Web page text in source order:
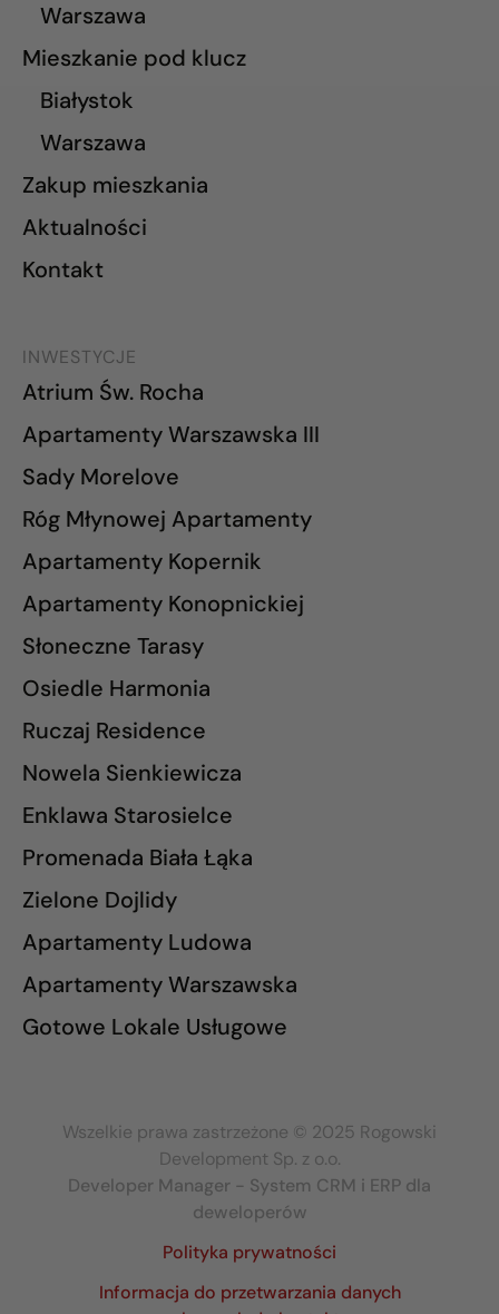
Warszawa
Mieszkanie pod klucz
Białystok
Warszawa
Zakup mieszkania
Aktualności
Kontakt
INWESTYCJE
Atrium Św. Rocha
Apartamenty Warszawska III
Sady Morelove
Róg Młynowej Apartamenty
Apartamenty Kopernik
Apartamenty Konopnickiej
Słoneczne Tarasy
Osiedle Harmonia
Ruczaj Residence
Nowela Sienkiewicza
Enklawa Starosielce
Promenada Biała Łąka
Zielone Dojlidy
Apartamenty Ludowa
Apartamenty Warszawska
Gotowe Lokale Usługowe
Wszelkie prawa zastrzeżone © 2025 Rogowski
Development Sp. z o.o.
Developer Manager - System CRM i ERP dla
deweloperów
Polityka prywatności
Informacja do przetwarzania danych